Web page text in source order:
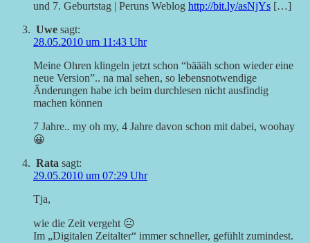
und 7. Geburtstag | Peruns Weblog http://bit.ly/asNjYs […]
Uwe sagt:
28.05.2010 um 11:43 Uhr
Meine Ohren klingeln jetzt schon “bäääh schon wieder eine
neue Version”.. na mal sehen, so lebensnotwendige
Änderungen habe ich beim durchlesen nicht ausfindig
machen können
7 Jahre.. my oh my, 4 Jahre davon schon mit dabei, woohay
😀
Rata sagt:
29.05.2010 um 07:29 Uhr
Tja,
wie die Zeit vergeht 😐
Im „Digitalen Zeitalter“ immer schneller, gefühlt zumindest.